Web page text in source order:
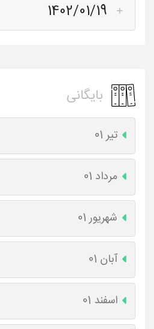
1402/01/19
بایگانی
تیر 01
مرداد 01
شهریور 01
آبان 01
اسفند 01